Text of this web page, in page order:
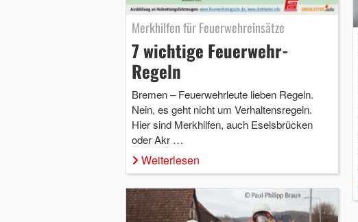
Merkhilfen für Feuerwehreinsätze
7 wichtige Feuerwehr-
Regeln
Bremen – Feuerwehrleute lieben Regeln.
Nein, es geht nicht um Verhaltensregeln.
Hier sind Merkhilfen, auch Eselsbrücken
oder Akr …
Weiterlesen